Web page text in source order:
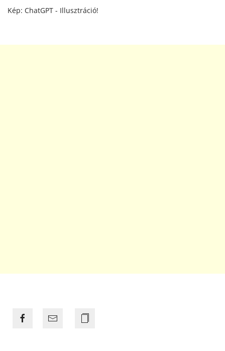
Kép: ChatGPT - Illusztráció!